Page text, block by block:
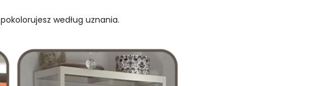
według uznania.